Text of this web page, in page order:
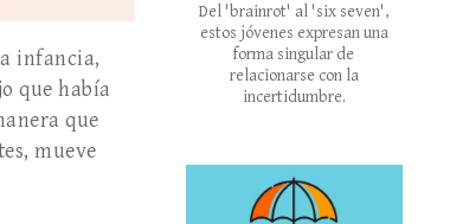
infancia,
que había
que
mueve
Del 'brainrot' al 'six seven',
estos jóvenes expresan una
forma singular de
relacionarse con la
incertidumbre.